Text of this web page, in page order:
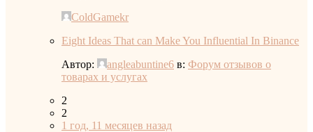
ColdGamekr
Eight Ideas That can Make You Influential In Binance
Автор:
angleabuntine6 в: Форум отзывов о
товарах и услугах
2
2
1 год, 11 месяцев назад